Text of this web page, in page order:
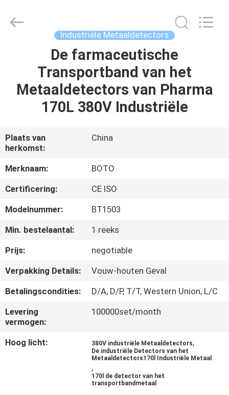
PRODUCTEN
ONS
FABRIEKSREIS
KWALITEITSCONTROLE
CONTACTEER
ONS
VERZOEK
CITAAT
SITEMAP
PRIVACYBELEID
Rights
Industriële Metaaldetectors
De farmaceutische
Transportband van het
Metaaldetectors van Pharma
170L 380V Industriële
Plaats van
herkomst:
China
Merknaam:
BOTO
Certificering:
CE ISO
Modelnummer:
BT1503
Min. bestelaantal:
1 reeks
Prijs:
negotiable
Verpakking Details:
Vouw-houten Geval
Betalingscondities:
D/A, D/P, T/T, Western Union, L/C
Levering
vermogen:
100000set/month
Hoog licht: 380V industriële Metaaldetectors,
De industriële Detectors van het
Metaaldetectors170l Industriële Metaal
,
170l de detector van het
transportbandmetaal